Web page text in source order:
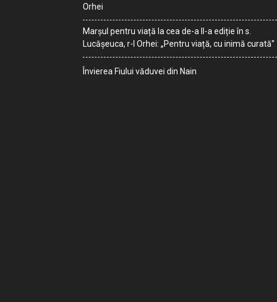
Orhei
Marșul pentru viață la cea de-a II-a ediție în s.
Lucășeuca, r-l Orhei: „Pentru viață, cu inimă curată”
Învierea Fiului văduvei din Nain